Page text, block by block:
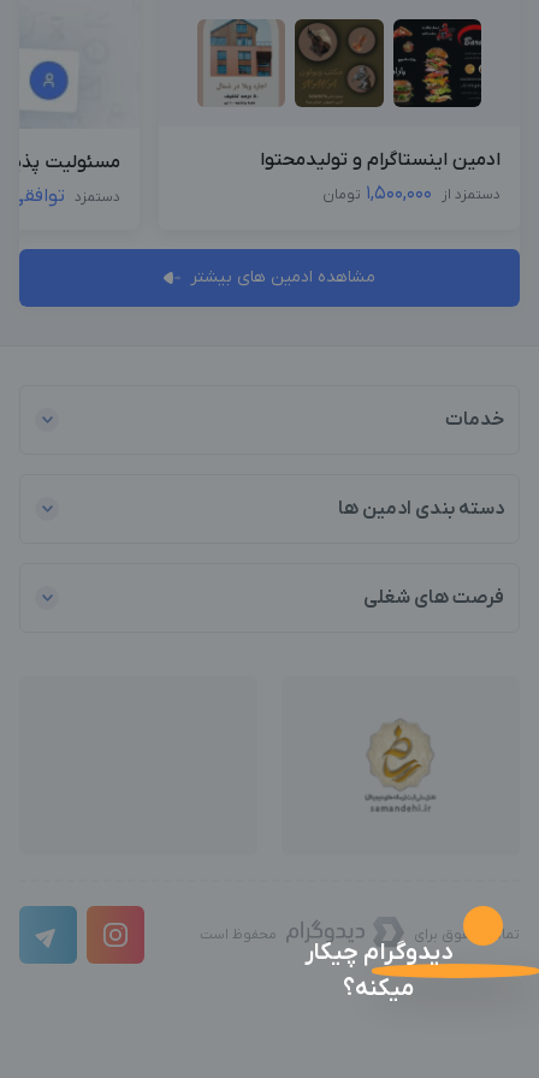
ادمین اینستاگرام و تولیدمحتوا
دستمزد از 1,500,000 تومان
مسئولیت پذیر
دستمزد توافقی
مشاهده ادمین های بیشتر
خدمات
دسته بندی ادمین ها
فرصت های شغلی
تمامی حقوق برای محفوظ است
دیدوگرام چیکار
میکنه؟